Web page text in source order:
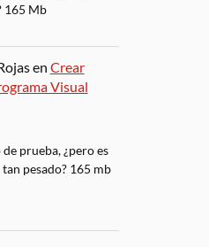
165 Mb
en Crear
Visual
prueba, ¿pero es
pesado? 165 mb